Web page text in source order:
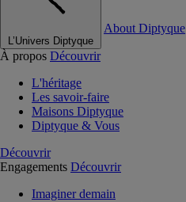
L’Univers Diptyque
About Diptyque
À propos Découvrir
L'héritage
Les savoir-faire
Maisons Diptyque
Diptyque & Vous
Découvrir
Engagements Découvrir
Imaginer demain